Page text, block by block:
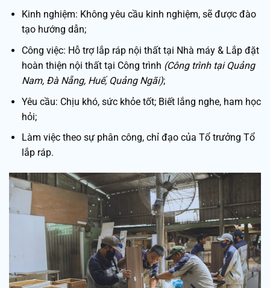
Kinh nghiệm: Không yêu cầu kinh nghiệm, sẽ được đào
tạo hướng dẫn;
Công việc: Hỗ trợ lắp ráp nội thất tại Nhà máy & Lắp đặt
hoàn thiện nội thất tại Công trình (Công trình tại Quảng
Nam, Đà Nẵng, Huế, Quảng Ngãi);
Yêu cầu: Chịu khó, sức khỏe tốt; Biết lắng nghe, ham học
hỏi;
Làm việc theo sự phân công, chỉ đạo của Tổ trưởng Tổ
lắp ráp.